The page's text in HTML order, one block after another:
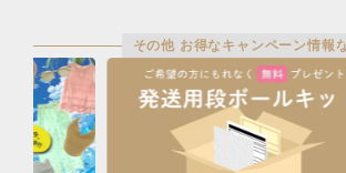
その他 お得なキャンペーン情報